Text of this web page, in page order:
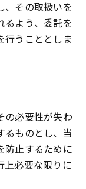
、その取扱いを
るよう、委託を
行うこととしま
の必要性が失わ
るものとし、当
防止するために
上必要な限りに